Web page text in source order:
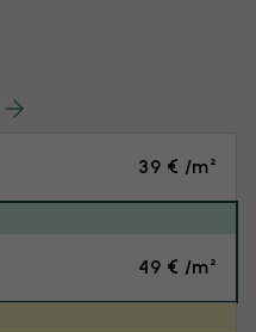
39 € /m²
49 € /m²